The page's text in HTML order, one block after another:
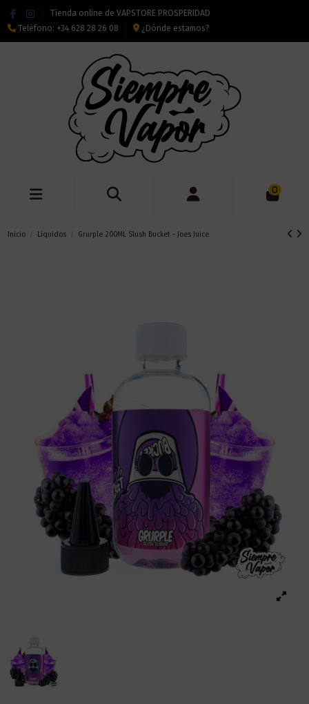
Tienda online de VAPSTORE PROSPERIDAD
Teléfono: +34 628 28 26 08 ¿Dónde estamos?
0
Inicio Líquidos Grurple 200ML Slush Bucket - Joes Juice